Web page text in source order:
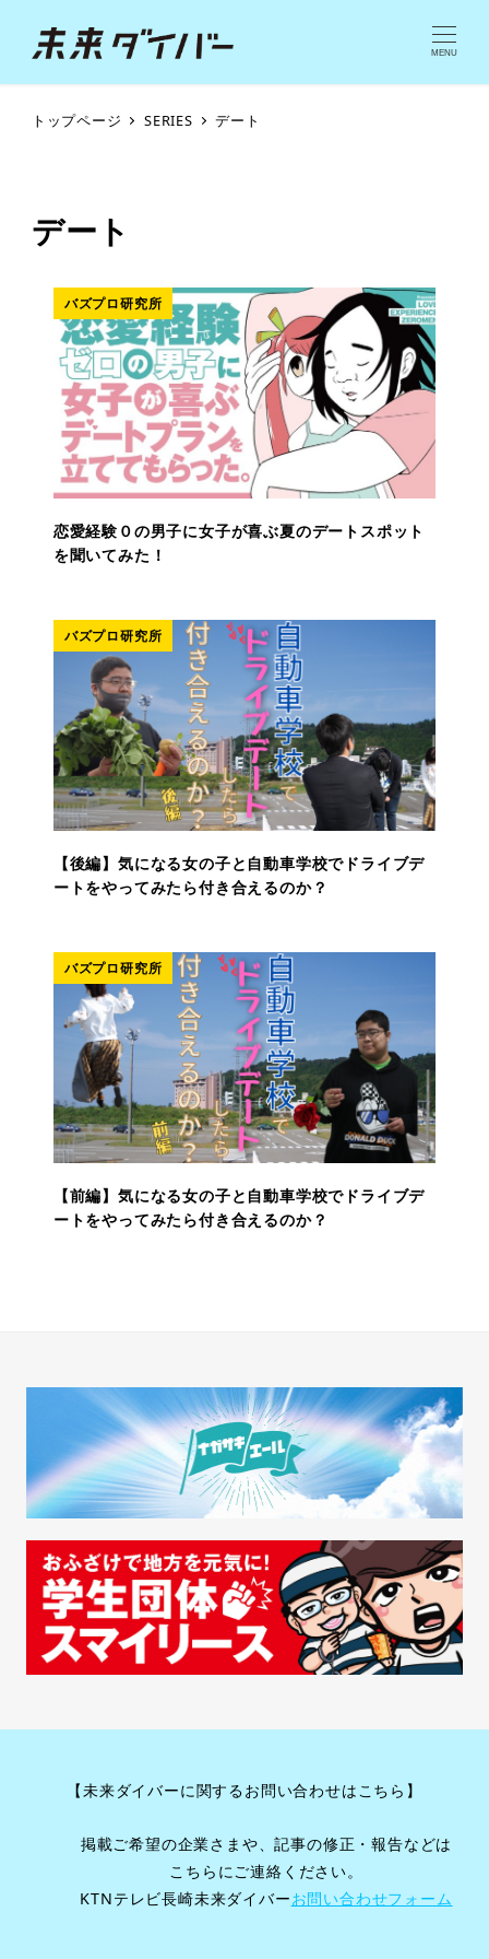
MENU
トップページ SERIES デート
デート
バズプロ研究所
恋愛経験０の男子に女子が喜ぶ夏のデートスポット
を聞いてみた！
バズプロ研究所
【後編】気になる女の子と自動車学校でドライブデ
ートをやってみたら付き合えるのか？
バズプロ研究所
【前編】気になる女の子と自動車学校でドライブデ
ートをやってみたら付き合えるのか？
【未来ダイバーに関するお問い合わせはこちら】
掲載ご希望の企業さまや、記事の修正・報告などは
こちらにご連絡ください。
KTNテレビ長崎未来ダイバーお問い合わせフォーム